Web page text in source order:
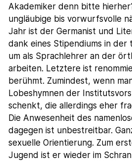
Akademiker denn bitte
ungläubige bis vorwurfsvolle
Jahr ist der Germanist und
dank eines Stipendiums in der
um als Sprachlehrer an der
arbeiten. Letztere ist
berühmt. Zumindest, wenn
Lobeshymnen der
schenkt, die allerdings eher
Die Anwesenheit des
dagegen ist unbestreitbar.
sexuelle Orientierung. Zum
Jugend ist er wieder im